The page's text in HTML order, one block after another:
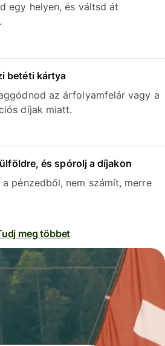
egy helyen, és váltsd át
betéti kártya
az árfolyamfelár vagy a
díjak miatt.
és spórolj a díjakon
pénzedből, nem számít, merre
meg többet